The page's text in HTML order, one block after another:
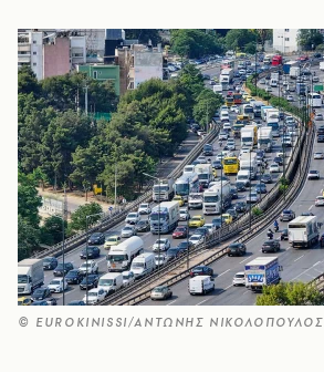
© EUROKINISSI/ΑΝΤΩΝΗΣ ΝΙΚΟΛΟΠΟΥΛΟΣ